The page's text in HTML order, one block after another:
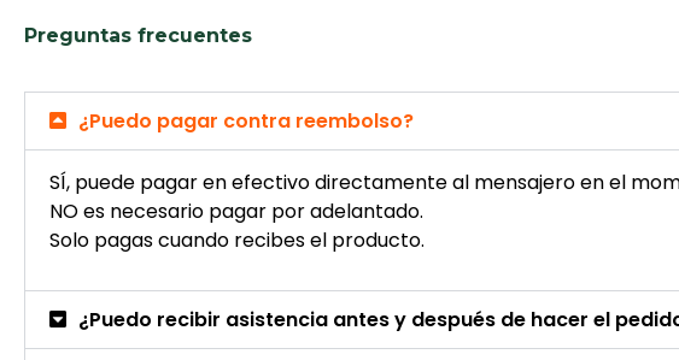
Preguntas frecuentes
¿Puedo pagar contra reembolso?
SÍ, puede pagar en efectivo directamente al mensajero en el
NO es necesario pagar por adelantado.
Solo pagas cuando recibes el producto.
¿Puedo recibir asistencia antes y después de hacer el